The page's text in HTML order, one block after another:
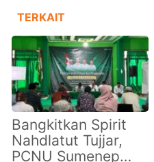
TERKAIT
Bangkitkan Spirit
Nahdlatut Tujjar,
PCNU Sumenep